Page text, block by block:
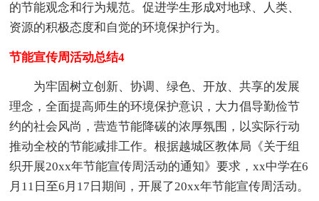
的节能观念和行为规范。促进学生形成对地球、人类、
资源的积极态度和自觉的环境保护行为。
节能宣传周活动总结4
为牢固树立创新、协调、绿色、开放、共享的发展
理念，全面提高师生的环境保护意识，大力倡导勤俭节
约的社会风尚，营造节能降碳的浓厚氛围，以实际行动
推动全校的节能减排工作。根据越城区教体局《关于组
织开展20xx年节能宣传周活动的通知》要求，xx中学在6
月11日至6月17日期间，开展了20xx年节能宣传周活动。